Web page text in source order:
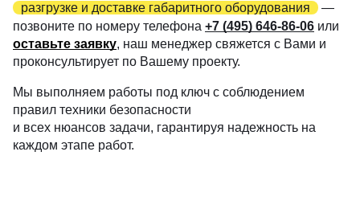
разгрузке и доставке габаритного оборудования
—
позвоните по номеру телефона +7 (495) 646-86-06 или
оставьте заявку, наш менеджер свяжется с Вами и
проконсультирует по Вашему проекту.
Мы выполняем работы под ключ с соблюдением
правил техники безопасности
и всех нюансов задачи, гарантируя надежность на
каждом этапе работ.